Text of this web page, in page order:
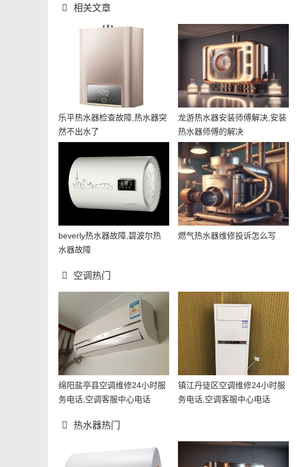
相关文章
乐平热水器检查故障,热水器突
然不出水了
龙游热水器安装师傅解决,安装
热水器师傅的解决
beverly热水器故障,碧波尔热
水器故障
燃气热水器维修投诉怎么写
空调热门
绵阳盐亭县空调维修24小时服
务电话,空调客服中心电话
镇江丹徒区空调维修24小时服
务电话,空调客服中心电话
热水器热门